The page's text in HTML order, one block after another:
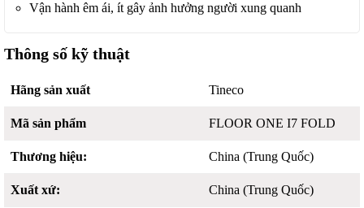
Vận hành êm ái, ít gây ảnh hưởng người xung quanh
Thông số kỹ thuật
Hãng sản xuất Tineco
Mã sản phẩm FLOOR ONE I7 FOLD
Thương hiệu: China (Trung Quốc)
Xuất xứ: China (Trung Quốc)